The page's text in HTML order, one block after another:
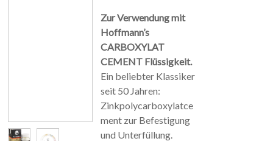
Zur Verwendung mit
Hoffmann’s
CARBOXYLAT
CEMENT Flüssigkeit.
Ein beliebter Klassiker
seit 50 Jahren:
Zinkpolycarboxylatce
ment zur Befestigung
und Unterfüllung.